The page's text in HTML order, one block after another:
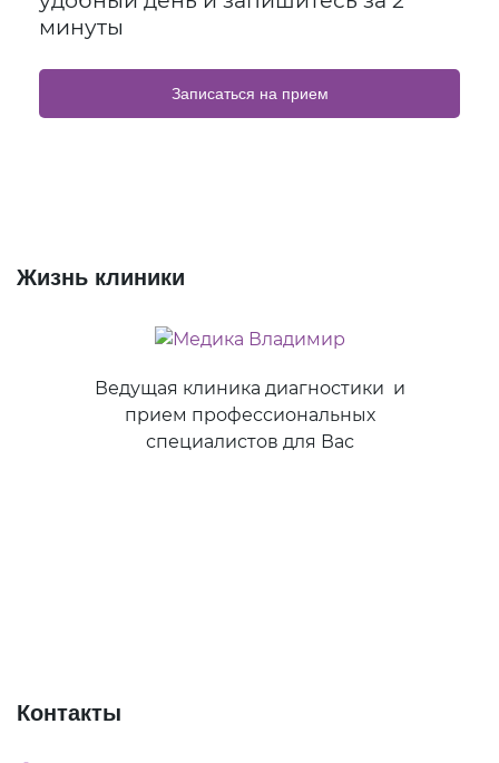
минуты
Записаться на прием
Жизнь клиники
Ведущая клиника диагностики и
прием профессиональных
специалистов для Вас
Контакты